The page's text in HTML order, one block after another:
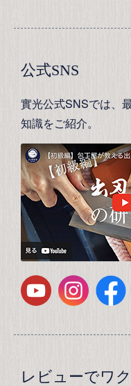
公式SNS
實光公式SNSでは、
知識をご紹介。
レビューでワ